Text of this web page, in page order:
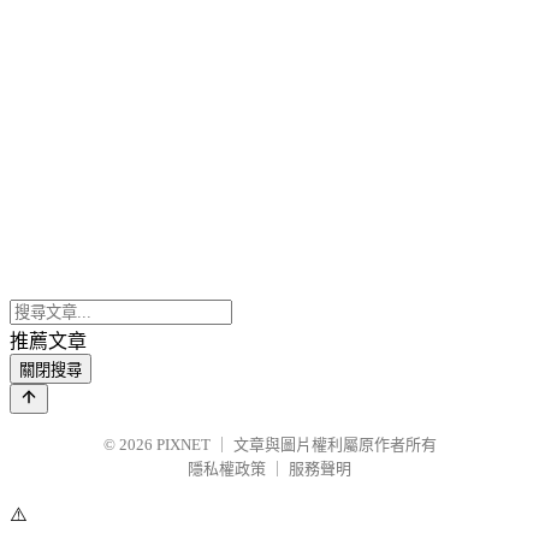
推薦文章
關閉搜尋
© 2026 PIXNET
文章與圖片權利屬原作者所有
隱私權政策
服務聲明
⚠️